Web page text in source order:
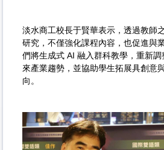
淡水商工校長于賢華表示，透過教師
研究，不僅強化課程內容，也促進與
們將生成式 AI 融入群科教學，重新
來產業趨勢，並協助學生拓展具創意
向。